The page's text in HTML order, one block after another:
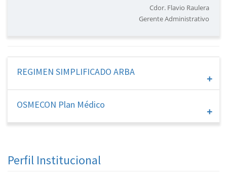
Cdor. Flavio Raulera
Gerente Administrativo
+
REGIMEN SIMPLIFICADO ARBA
+
OSMECON Plan Médico
Perfil Institucional